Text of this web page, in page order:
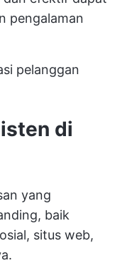
pengalaman
pelanggan
di
yang
baik
situs web,